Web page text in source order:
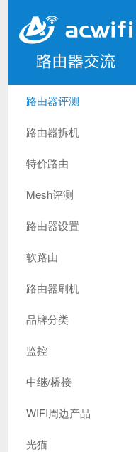
路由器评测
路由器拆机
特价路由
Mesh评测
路由器设置
软路由
路由器刷机
品牌分类
监控
中继/桥接
WIFI周边产品
光猫